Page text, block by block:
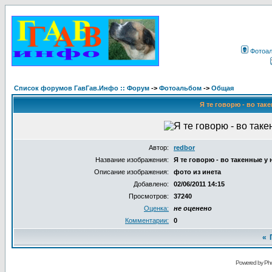
Список форумов ГавГав.Инфо :: Форум -> Фотоальбом -> Общая
Я те говорю - во
Автор:
redbor
Название изображения:
Я те говорю - во такенные у
Описание изображения:
фото из инета
Добавлено:
02/06/2011 14:15
Просмотров:
37240
Оценка:
не оценено
Комментарии:
0
«
Powered by